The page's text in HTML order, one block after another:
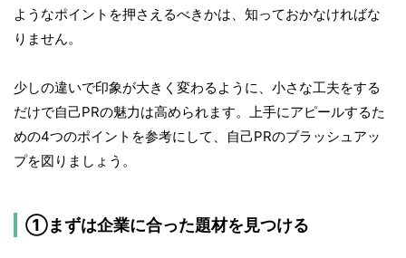
ようなポイントを押さえるべきかは、知っておかなければな
りません。
少しの違いで印象が大きく変わるように、小さな工夫をする
だけで自己PRの魅力は高められます。上手にアピールするた
めの4つのポイントを参考にして、自己PRのブラッシュアッ
プを図りましょう。
①まずは企業に合った題材を見つける